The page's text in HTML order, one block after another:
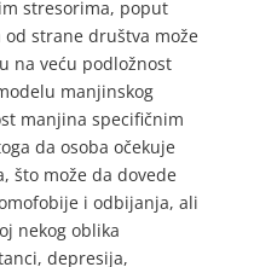
stresorima, poput
strane društva može
na veću podložnost
manjinskog
manjina specifičnim
da osoba očekuje
što može da dovede
i odbijanja, ali
nekog oblika
depresija,